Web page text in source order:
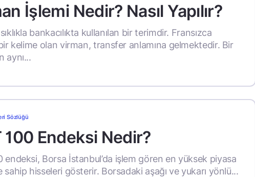
İşlemi Nedir? Nasıl Yapılır?
bankacılıkta kullanılan bir terimdir. Fransızca
kelime olan virman, transfer anlamına gelmektedir. Bir
aynı...
Sözlüğü
100 Endeksi Nedir?
endeksi, Borsa İstanbul’da işlem gören en yüksek piyasa
sahip hisseleri gösterir. Borsadaki aşağı ve yukarı yönlü...